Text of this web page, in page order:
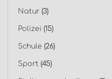
Natur (3)
Polizei (15)
Schule (26)
Sport (45)